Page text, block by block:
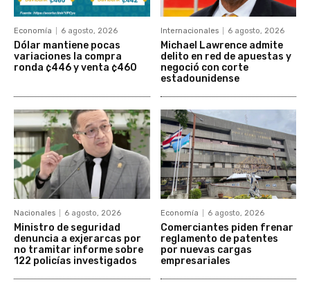
Economía 6 agosto, 2026
Dólar mantiene pocas
variaciones la compra
ronda ¢446 y venta ¢460
Internacionales 6 agosto, 2026
Michael Lawrence admite
delito en red de apuestas y
negoció con corte
estadounidense
Nacionales 6 agosto, 2026
Ministro de seguridad
denuncia a exjerarcas por
no tramitar informe sobre
122 policías investigados
Economía 6 agosto, 2026
Comerciantes piden frenar
reglamento de patentes
por nuevas cargas
empresariales